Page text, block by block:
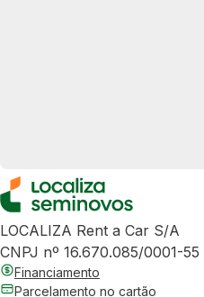
LOCALIZA Rent a Car S/A
CNPJ nº 16.670.085/0001-55
Financiamento
Parcelamento no cartão